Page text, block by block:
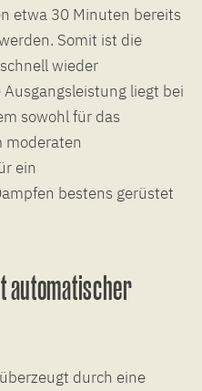
etwa 30 Minuten bereits
Somit ist die
wieder
liegt bei
sowohl für das
moderaten
ein
bestens gerüstet
automatischer
durch eine